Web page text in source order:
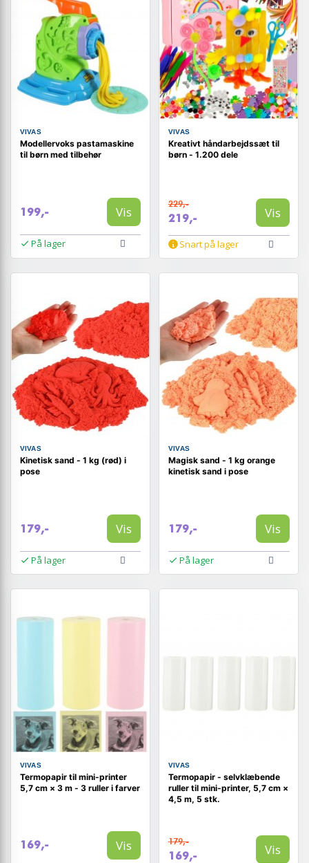
VIVAS
Modellervoks pastamaskine
til børn med tilbehør
199,- Vis
På lager
VIVAS
Kreativt håndarbejdssæt til
børn - 1.200 dele
229,-
219,- Vis
Snart på lager
VIVAS
Kinetisk sand - 1 kg (rød) i
pose
179,- Vis
På lager
VIVAS
Magisk sand - 1 kg orange
kinetisk sand i pose
179,- Vis
På lager
VIVAS
Termopapir til mini-printer
5,7 cm × 3 m - 3 ruller i farver
169,- Vis
VIVAS
Termopapir - selvklæbende
ruller til mini-printer, 5,7 cm ×
4,5 m, 5 stk.
179,-
169,- Vis